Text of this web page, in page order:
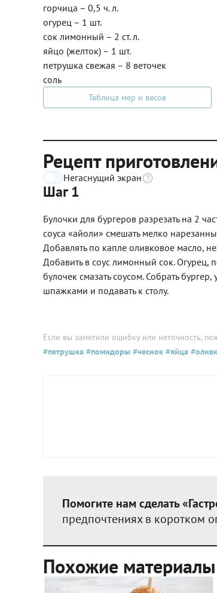
горчица – 0,5 ч. л.
огурец – 1 шт.
сок лимонный – 2 ст. л.
яйцо (желток) – 1 шт.
петрушка свежая – 8 веточек
соль
Таблица мер и весов
Рецепт
Негаснущий экран
Шаг 1
Булочки для бургеров разрезать на 2
соуса «айоли» смешать мелко
Добавлять по капле оливковое масло,
Добавить в соус лимонный сок. Огурец,
булочек смазать соусом. Собрать
шпажками и подавать к столу.
Если вы заметили ошибку или неточность,
#петрушка #помидоры #чеснок #яйца
Помогите нам сделать
предпочтениях в коротком
Похожие материалы